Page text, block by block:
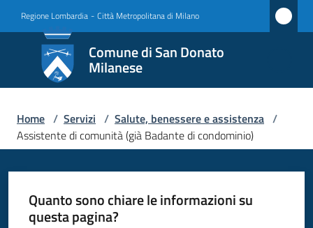
Regione Lombardia - Città Metropolitana di Milano
Comune di San Donato
Milanese
Comune
di San
Donato
Milanese
Amministrazione
Novità
Home / Servizi / Salute, benessere e assistenza /
Assistente di comunità (già Badante di condominio)
Quanto sono chiare le informazioni su
questa pagina?